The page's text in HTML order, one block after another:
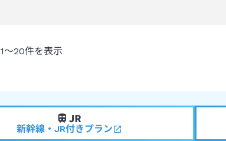
1～20件を表示
新幹線・JR付きプラン